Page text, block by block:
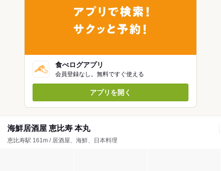
食べログアプリ
会員登録なし。無料ですぐ使える
アプリを開く
海鮮居酒屋 恵比寿 本丸
恵比寿駅 161m / 居酒屋、海鮮、日本料理